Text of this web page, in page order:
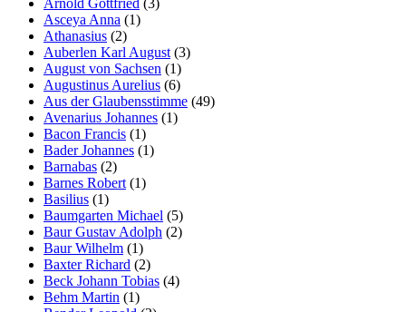
Asceya Anna (1)
Athanasius (2)
Auberlen Karl August (3)
August von Sachsen (1)
Augustinus Aurelius (6)
Aus der Glaubensstimme (49)
Avenarius Johannes (1)
Bacon Francis (1)
Bader Johannes (1)
Barnabas (2)
Barnes Robert (1)
Basilius (1)
Baumgarten Michael (5)
Baur Gustav Adolph (2)
Baur Wilhelm (1)
Baxter Richard (2)
Beck Johann Tobias (4)
Behm Martin (1)